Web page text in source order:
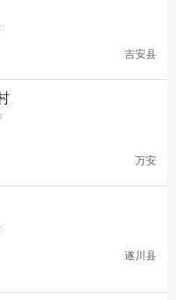
吉安县
万安
遂川县